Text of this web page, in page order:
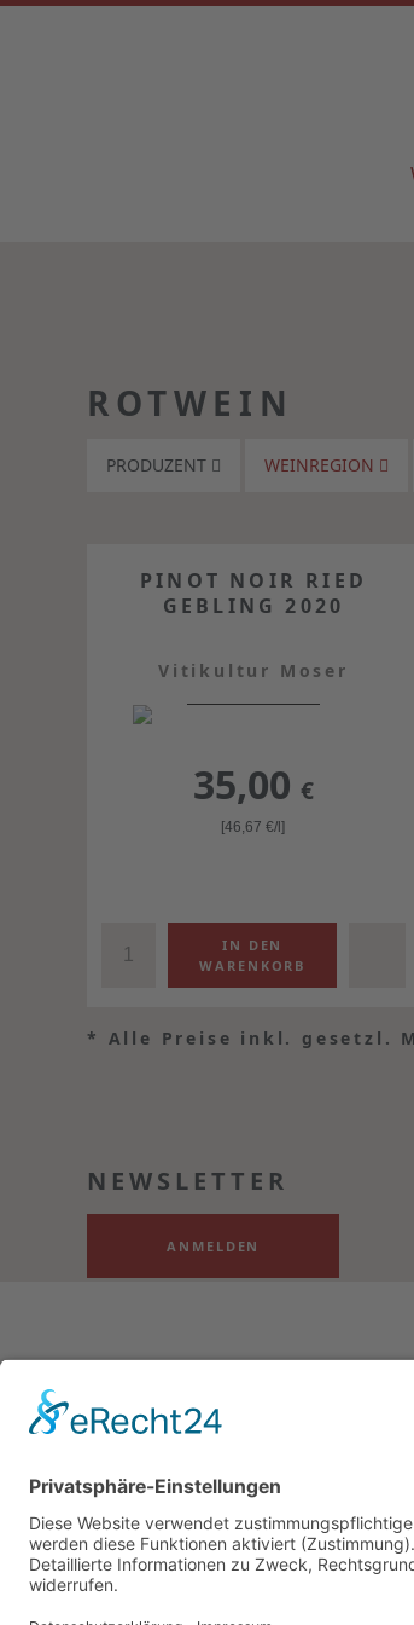
ROTWEIN
PRODUZENT WEINREGION
PINOT NOIR RIED
GEBLING 2020
Vitikultur Moser
35,00 €
[46,67€/l]
* Alle Preise inkl. gesetzl.
NEWSLETTER
ANMELDEN